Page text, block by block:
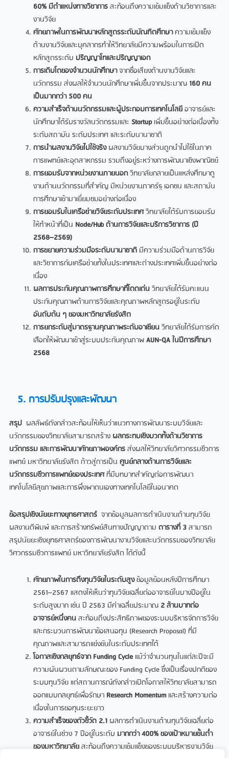
60% มีตำแหน่งทางวิชาการสะท้อนถึงความเข้มแข็งด้านวิชาการและ
งานวิจัย
ศักยภาพในการพัฒนาหลักสูตรระดับบัณฑิตศึกษาความเข้มแข็ง
ด้านงานวิจัยและบุคลากรทำให้วิทยาลัยมีความพร้อมในการเปิด
หลักสูตรระดับ ปริญญาโทและปริญญาเอก
การเติบโตของจำนวนนักศึกษาจากชื่อเสียงด้านงานวิจัยและ
นวัตกรรม ส่งผลให้จำนวนนักศึกษาเพิ่มขึ้นจากประมาณ 160 คน
เป็นมากกว่า 500 คน
ความสำเร็จด้านนวัตกรรมและผู้ประกอบการเทคโนโลยีอาจารย์และ
นักศึกษาได้รับรางวัลนวัตกรรมและ Startupเพิ่มขึ้นอย่างต่อเนื่องทั้ง
ระดับสถาบัน ระดับประเทศ และระดับนานาชาติ
การนำผลงานวิจัยไปใช้จริงผลงานวิจัยบางส่วนถูกนำไปใช้ในภาค
การแพทย์และอุตสาหกรรม รวมถึงอยู่ระหว่างการพัฒนาเชิงพาณิชย์
การยอมรับจากหน่วยงานภายนอกวิทยาลัยกลายเป็นแหล่งศึกษาดู
งานด้านนวัตกรรมที่สำคัญ มีหน่วยงานภาครัฐ เอกชน และสถาบัน
การศึกษาเข้ามาเยี่ยมชมอย่างต่อเนื่อง
การยอมรับในเครือข่ายวิจัยระดับประเทศวิทยาลัยได้รับการยอมรับ
ให้ทำหน้าที่เป็น Node/Hub ด้านการวิจัยและบริการวิชาการ (ปี
2568–2569)
การขยายความร่วมมือระดับนานาชาติมีความร่วมมือด้านการวิจัย
และวิชาการกับเครือข่ายทั้งในประเทศและต่างประเทศเพิ่มขึ้นอย่างต่อ
เนื่อง
ผลการประกันคุณภาพการศึกษาที่โดดเด่นวิทยาลัยได้รับคะแนน
ประกันคุณภาพด้านการวิจัยและคุณภาพหลักสูตรอยู่ในระดับ
อันดับต้น ๆ ของมหาวิทยาลัยรังสิต
การยกระดับสู่มาตรฐานคุณภาพระดับอาเซียนวิทยาลัยได้รับการคัด
เลือกให้พัฒนาเข้าสู่ระบบประกันคุณภาพAUN-QA ในปีการศึกษา
2568
5. การปรับปรุงและพัฒนา
สรุป ผลลัพธ์ดังกล่าวสะท้อนให้เห็นว่าแนวทางการพัฒนาระบบวิจัยและ
นวัตกรรมของวิทยาลัยสามารถสร้าง ผลกระทบเชิงบวกทั้งด้านวิชาการ
นวัตกรรม และการพัฒนาศักยภาพองค์กรส่งผลให้วิทยาลัยวิศวกรรมชีวการ
แพทย์ มหาวิทยาลัยรังสิต ก้าวสู่การเป็นศูนย์กลางด้านการวิจัยและ
นวัตกรรมชีวการแพทย์ของประเทศที่มีบทบาทสำคัญต่อการพัฒนา
เทคโนโลยีสุขภาพและการพึ่งพาตนเองทางเทคโนโลยีในอนาคต
ข้อสรุปเชิงนัยยะทางยุทธศาสตร์จากข้อมูลผลการดำเนินงานด้านทุนวิจัย
ผลงานตีพิมพ์ และการสร้างทรัพย์สินทางปัญญาตามตารางที่3สามารถ
สรุปนัยยะเชิงยุทธศาสตร์ของการพัฒนางานวิจัยและนวัตกรรมของวิทยาลัย
วิศวกรรมชีวการแพทย์ มหาวิทยาลัยรังสิต ได้ดังนี้
ศักยภาพในการดึงทุนวิจัยในระดับสูงข้อมูลย้อนหลังปีการศึกษา
2561–2567 แสดงให้เห็นว่าทุนวิจัยเฉลี่ยต่ออาจารย์ในบางปีอยู่ใน
ระดับสูงมาก เช่น ปี 2563 มีค่าเฉลี่ยประมาณ 2 ล้านบาทต่อ
อาจารย์หนึ่งคนสะท้อนถึงประสิทธิภาพของระบบบริหารจัดการวิจัย
และกระบวนการพัฒนาข้อเสนอทุน (Research Proposal) ที่มี
คุณภาพและสามารถแข่งขันในระดับประเทศได้
โอกาสเชิงกลยุทธ์จากFunding Cycleแม้ว่าจำนวนทุนในแต่ละปีจะมี
ความผันผวนตามลักษณะของ Funding Cycle ซึ่งเป็นเรื่องปกติของ
ระบบทุนวิจัย แต่สถานการณ์ดังกล่าวเปิดโอกาสให้วิทยาลัยสามารถ
ออกแบบกลยุทธ์เพื่อรักษา Research Momentumและสร้างความต่อ
เนื่องในการขอทุนระยะยาว
ความสำเร็จของตัวชี้วัด 2.1ผลการดำเนินงานด้านทุนวิจัยเฉลี่ยต่อ
อาจารย์ในช่วง 7 ปีอยู่ในระดับ มากกว่า400% ของเป้าหมายขั้นต่ำ
ของมหาวิทยาลัยสะท้อนถึงความเข้มแข็งของระบบบริหารงานวิจัย